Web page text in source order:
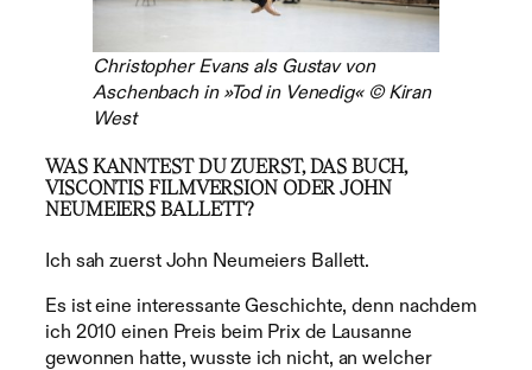
Christopher Evans als Gustav von
Aschenbach in »Tod in Venedig« © Kiran
West
WAS KANNTEST DU ZUERST, DAS BUCH,
VISCONTIS FILMVERSION ODER JOHN
NEUMEIERS BALLETT?
Ich sah zuerst John Neumeiers Ballett.
Es ist eine interessante Geschichte, denn nachdem
ich 2010 einen Preis beim Prix de Lausanne
gewonnen hatte, wusste ich nicht, an welcher